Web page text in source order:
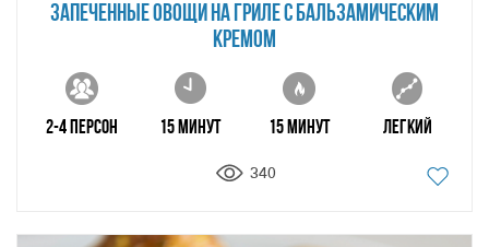
ЗАПЕЧЕННЫЕ ОВОЩИ НА ГРИЛЕ С БАЛЬЗАМИЧЕСКИМ
КРЕМОМ
2-4 персон 15 минут 15 минут Легкий
340